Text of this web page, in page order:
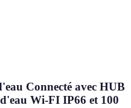
Connecté avec HUB
Wi-FI IP66 et 100